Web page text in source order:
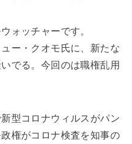
ォッチャーです。
ー・クオモ氏に、新たな
でる。今回のは職権乱用
型コロナウィルスがパン
権がコロナ検査を知事の